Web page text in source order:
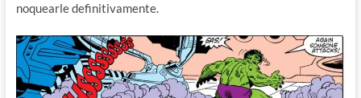
noquearle definitivamente.